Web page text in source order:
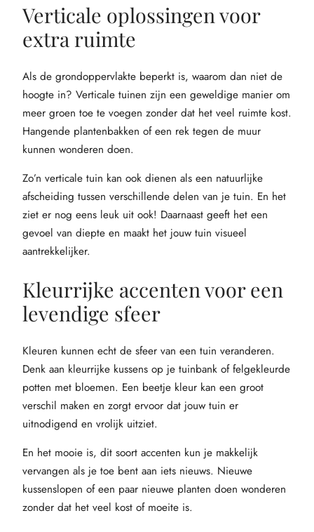
Verticale oplossingen voor
extra ruimte
Als de grondoppervlakte beperkt is, waarom dan niet de
hoogte in? Verticale tuinen zijn een geweldige manier om
meer groen toe te voegen zonder dat het veel ruimte kost.
Hangende plantenbakken of een rek tegen de muur
kunnen wonderen doen.
Zo’n verticale tuin kan ook dienen als een natuurlijke
afscheiding tussen verschillende delen van je tuin. En het
ziet er nog eens leuk uit ook! Daarnaast geeft het een
gevoel van diepte en maakt het jouw tuin visueel
aantrekkelijker.
Kleurrijke accenten voor een
levendige sfeer
Kleuren kunnen echt de sfeer van een tuin veranderen.
Denk aan kleurrijke kussens op je tuinbank of felgekleurde
potten met bloemen. Een beetje kleur kan een groot
verschil maken en zorgt ervoor dat jouw tuin er
uitnodigend en vrolijk uitziet.
En het mooie is, dit soort accenten kun je makkelijk
vervangen als je toe bent aan iets nieuws. Nieuwe
kussenslopen of een paar nieuwe planten doen wonderen
zonder dat het veel kost of moeite is.